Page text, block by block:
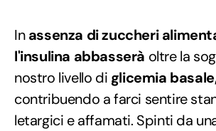
Inassenza di zuccheri
l'insulina abbasserà oltre la
nostro livello di glicemia
contribuendo a farci sentire
letargici e affamati. Spinti da